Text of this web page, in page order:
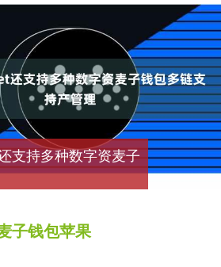
支持多种数字资麦子
子钱包苹果